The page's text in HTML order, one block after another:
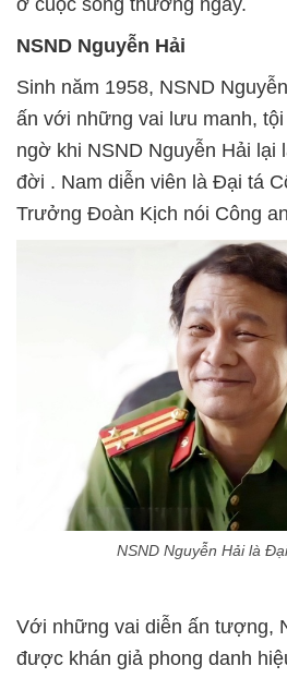
ở cuộc sống thường ngày.
NSND Nguyễn Hải
Sinh năm 1958, NSND
ấn với những vai lưu manh,
ngờ khi NSND Nguyễn Hải lại
đời . Nam diễn viên là Đại tá
Trưởng Đoàn Kịch nói Công
NSND Nguyễn Hải là
Với những vai diễn ấn tượng,
được khán giả phong danh